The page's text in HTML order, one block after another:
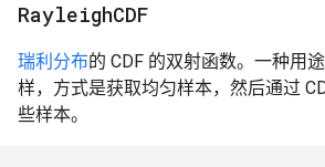
RayleighCDF
瑞利分布的 CDF 的双射函数。一种用
样，方式是获取均匀样本，然后通过
些样本。